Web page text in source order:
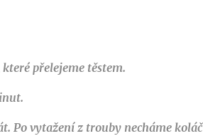
přelejeme těstem.
Po vytažení z trouby necháme koláč